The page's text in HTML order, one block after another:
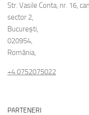
Str. Vasile Conta, nr. 16,
sector 2,
București,
020954,
România,
+4 0752075022
PARTENERI